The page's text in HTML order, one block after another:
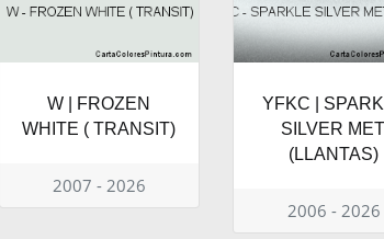
W | FROZEN
WHITE ( TRANSIT)
2007 - 2026
YFKC |
SILVER
(LLANTAS)
2006 - 2026